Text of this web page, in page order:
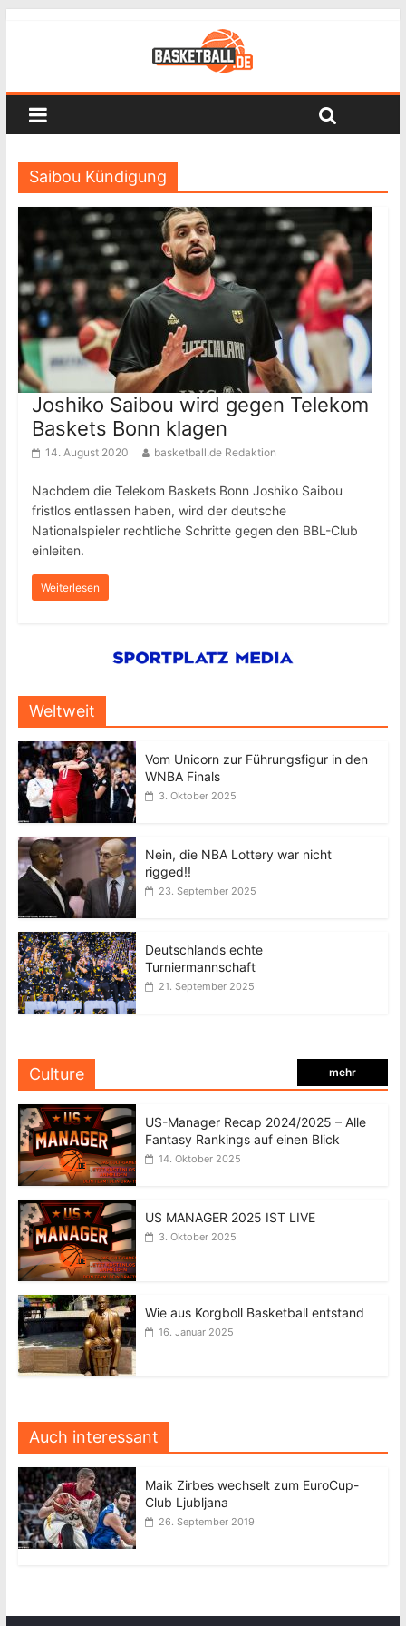
Saibou Kündigung
Joshiko Saibou wird gegen Telekom
Baskets Bonn klagen
14. August 2020 basketball.de Redaktion
Nachdem die Telekom Baskets Bonn Joshiko Saibou
fristlos entlassen haben, wird der deutsche
Nationalspieler rechtliche Schritte gegen den BBL-Club
einleiten.
Weiterlesen
Weltweit
Vom Unicorn zur Führungsfigur in den
WNBA Finals
3. Oktober 2025
Nein, die NBA Lottery war nicht
rigged!!
23. September 2025
Deutschlands echte
Turniermannschaft
21. September 2025
Culture mehr
US-Manager Recap 2024/2025 – Alle
Fantasy Rankings auf einen Blick
14. Oktober 2025
US MANAGER 2025 IST LIVE
3. Oktober 2025
Wie aus Korgboll Basketball entstand
16. Januar 2025
Auch interessant
Maik Zirbes wechselt zum EuroCup-
Club Ljubljana
26. September 2019